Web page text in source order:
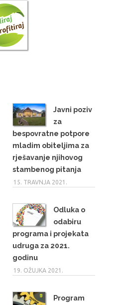
Javni poziv
za
bespovratne potpore
mladim obiteljima za
rješavanje njihovog
stambenog pitanja
15. TRAVNJA 2021.
Odluka o
odabiru
programa i projekata
udruga za 2021.
godinu
19. OŽUJKA 2021.
Program